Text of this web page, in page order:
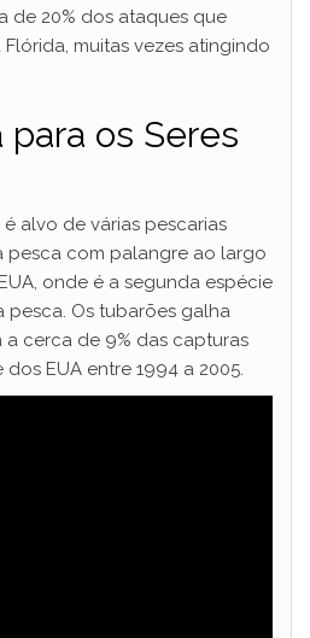
de 20% dos ataques que
muitas vezes atingindo
os Seres
alvo de várias pescarias
pesca com palangre ao largo
onde é a segunda espécie
pesca. Os tubarões galha
cerca de 9% das capturas
EUA entre 1994 a 2005.